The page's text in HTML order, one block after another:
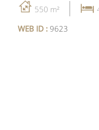
550 m²
WEB ID : 9623